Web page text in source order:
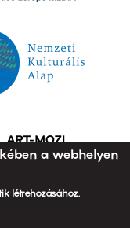
a webhelyen
létrehozásához.